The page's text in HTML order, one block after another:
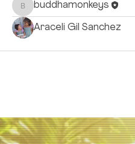
buddhamonkeys
buddhamonkeys
Araceli Gil Sanchez